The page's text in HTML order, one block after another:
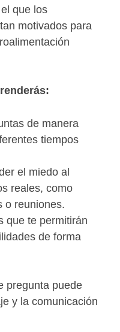
que los
motivados para
de manera
tiempos
el miedo al
reales, como
o reuniones.
que te permitirán
de forma
pregunta puede
y la comunicación